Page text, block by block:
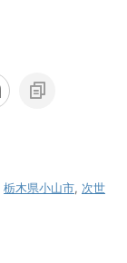
栃木県小山市, 次世